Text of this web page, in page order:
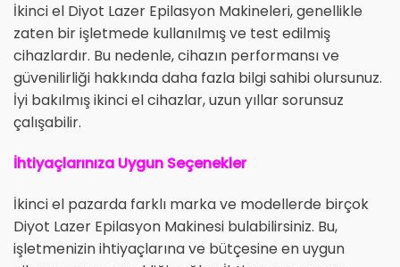
İkinci el Diyot Lazer Epilasyon Makineleri, genellikle
zaten bir işletmede kullanılmış ve test edilmiş
cihazlardır. Bu nedenle, cihazın performansı ve
güvenilirliği hakkında daha fazla bilgi sahibi olursunuz.
İyi bakılmış ikinci el cihazlar, uzun yıllar sorunsuz
çalışabilir.
İhtiyaçlarınıza Uygun Seçenekler
İkinci el pazarda farklı marka ve modellerde birçok
Diyot Lazer Epilasyon Makinesi bulabilirsiniz. Bu,
işletmenizin ihtiyaçlarına ve bütçesine en uygun